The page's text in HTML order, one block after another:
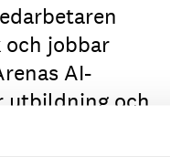
och jobbar
AI-
utbildning och
vanliga